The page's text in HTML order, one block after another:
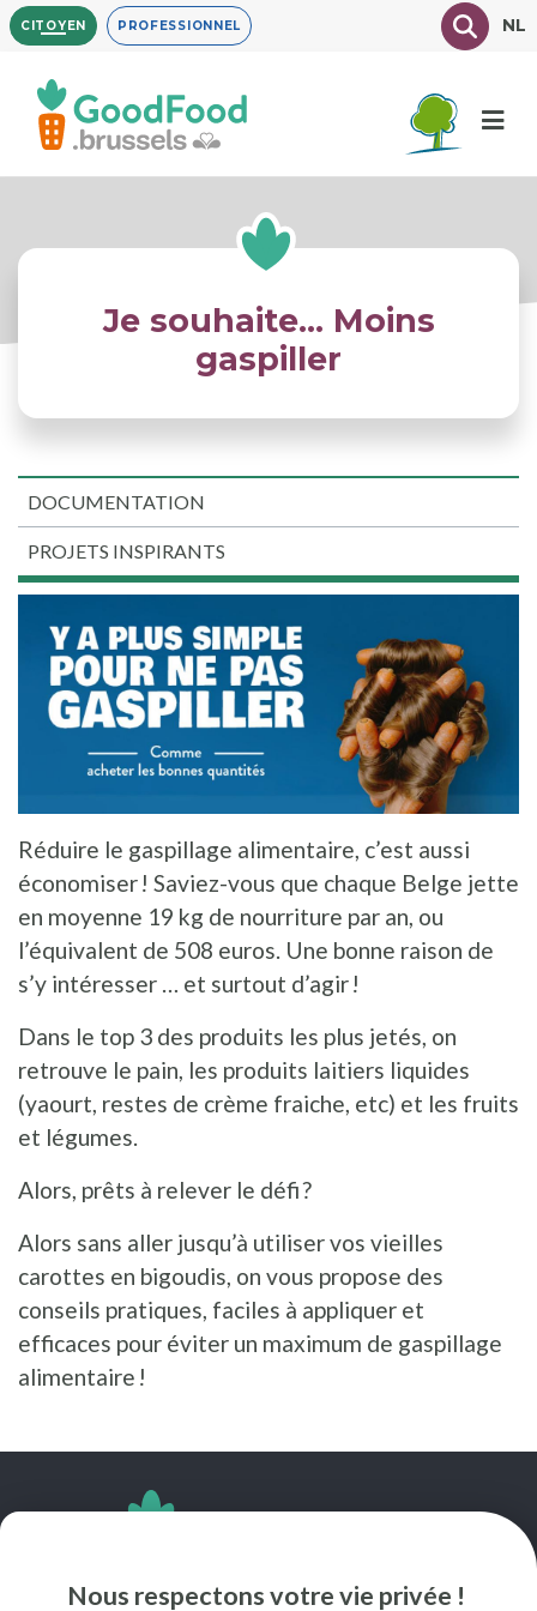
Nous respectons votre vie privée !
Aller
au
contenu
principal
CITOYEN PROFESSIONNEL TexteNL
Je souhaite... Moins
gaspiller
Réduire le gaspillage alimentaire, c’est aussi
économiser ! Saviez-vous que chaque Belge jette
en moyenne 19 kg de nourriture par an, ou
l’équivalent de 508 euros. Une bonne raison de
s’y intéresser … et surtout d’agir !
Dans le top 3 des produits les plus jetés, on
retrouve le pain, les produits laitiers liquides
(yaourt, restes de crème fraiche, etc) et les fruits
et légumes.
Alors, prêts à relever le défi ?
Alors sans aller jusqu’à utiliser vos vieilles
carottes en bigoudis, on vous propose des
conseils pratiques, faciles à appliquer et
efficaces pour éviter un maximum de gaspillage
alimentaire !
DOCUMENTATION
PROJETS INSPIRANTS